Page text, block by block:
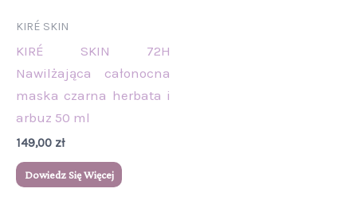
KIRÉ SKIN
KIRÉ SKIN 72H
Nawilżająca całonocna
maska czarna herbata i
arbuz 50 ml
149,00 zł
Dowiedz Się Więcej